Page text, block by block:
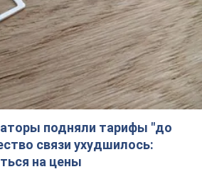
подняли тарифы "до
связи ухудшилось:
на цены